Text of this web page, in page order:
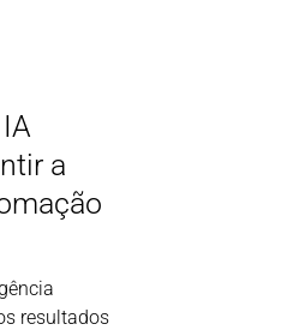
a
resultados